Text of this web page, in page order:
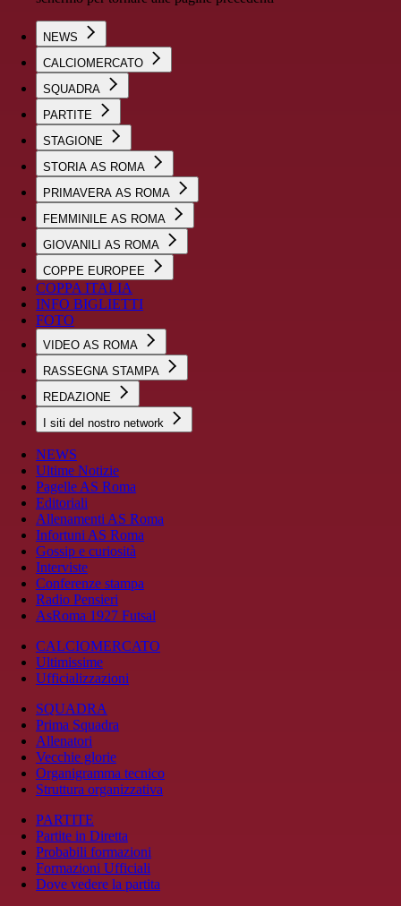
NEWS
CALCIOMERCATO
SQUADRA
PARTITE
STAGIONE
STORIA AS ROMA
PRIMAVERA AS ROMA
FEMMINILE AS ROMA
GIOVANILI AS ROMA
COPPE EUROPEE
COPPA ITALIA
INFO BIGLIETTI
FOTO
VIDEO AS ROMA
RASSEGNA STAMPA
REDAZIONE
I siti del nostro network
NEWS
Ultime Notizie
Pagelle AS Roma
Editoriali
Allenamenti AS Roma
Infortuni AS Roma
Gossip e curiosità
Interviste
Conferenze stampa
Radio Pensieri
AsRoma 1927 Futsal
CALCIOMERCATO
Ultimissime
Ufficializzazioni
SQUADRA
Prima Squadra
Allenatori
Vecchie glorie
Organigramma tecnico
Struttura organizzativa
PARTITE
Partite in Diretta
Probabili formazioni
Formazioni Ufficiali
Dove vedere la partita